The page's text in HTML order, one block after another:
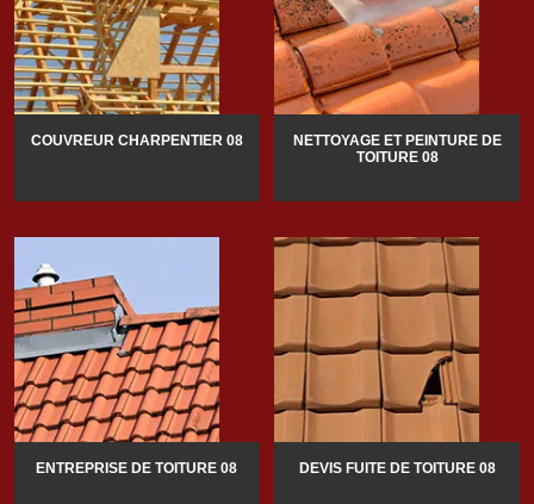
COUVREUR CHARPENTIER 08
NETTOYAGE ET PEINTURE DE
TOITURE 08
ENTREPRISE DE TOITURE 08 DEVIS FUITE DE TOITURE 08